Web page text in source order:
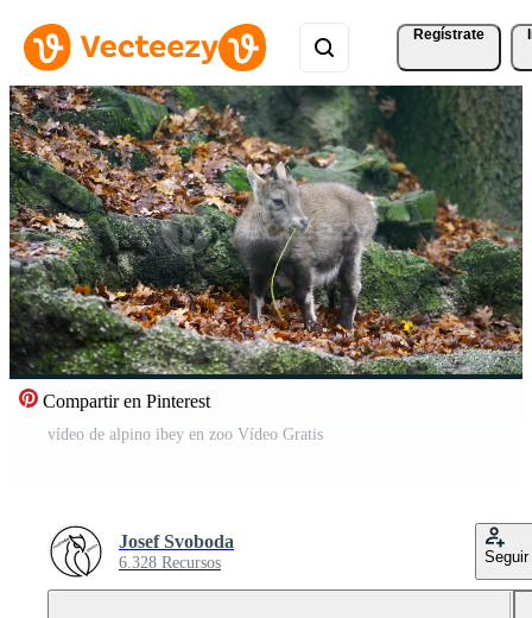
Regístrate
Compartir en Pinterest
vídeo de alpino ibey en zoo Vídeo Gratis
Josef Svoboda
6.328 Recursos Seguir